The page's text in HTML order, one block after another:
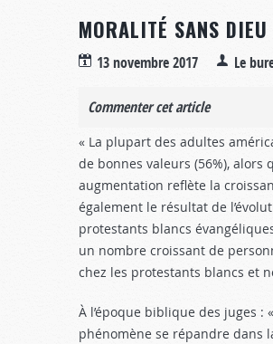
MORALITÉ SANS
13 novembre 2017 Le
Commenter cet article
« La plupart des adultes
de bonnes valeurs (56%), alors
augmentation reflète la
également le résultat de
protestants blancs
un nombre croissant de
chez les protestants blancs et
À l’époque biblique des juges :
phénomène se répandre dans